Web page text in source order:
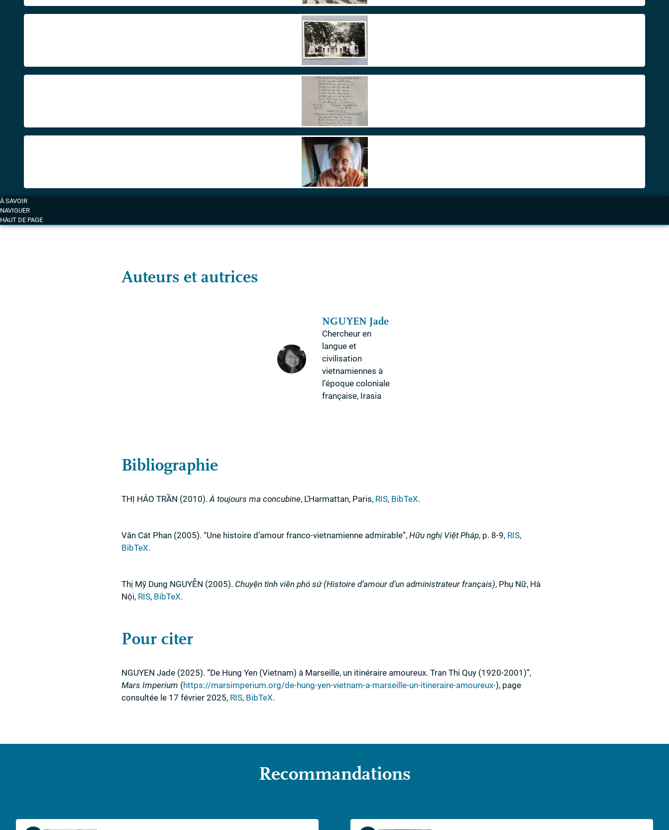
À SAVOIR
NAVIGUER
HAUT DE PAGE
Auteurs et autrices
NGUYEN Jade
Chercheur en
langue et
civilisation
vietnamiennes à
l’époque coloniale
française, Irasia
Bibliographie
THỊ HẢOTRẦN (2010).À toujours ma concubine, L’Harmattan, Paris, RIS, BibTeX.
Văn Cát Phan (2005).“Une histoire d’amour franco-vietnamienne admirable”,Hữu nghị Việt Pháp, p. 8-9, RIS,
BibTeX.
Thị Mỹ Dung NGUYỄN (2005). Chuyện tình viên phó sứ (Histoire d’amour d’un administrateur français), Phụ Nữ, Hà
Nội, RIS, BibTeX.
Pour citer
NGUYEN Jade (2025).“De Hung Yen (Vietnam) à Marseille, un itinéraire amoureux. Tran Thi Quy (1920-2001)”,
Mars Imperium (https://marsimperium.org/de-hung-yen-vietnam-a-marseille-un-itineraire-amoureux-), page
consultée le 17 février 2025, RIS, BibTeX.
Recommandations